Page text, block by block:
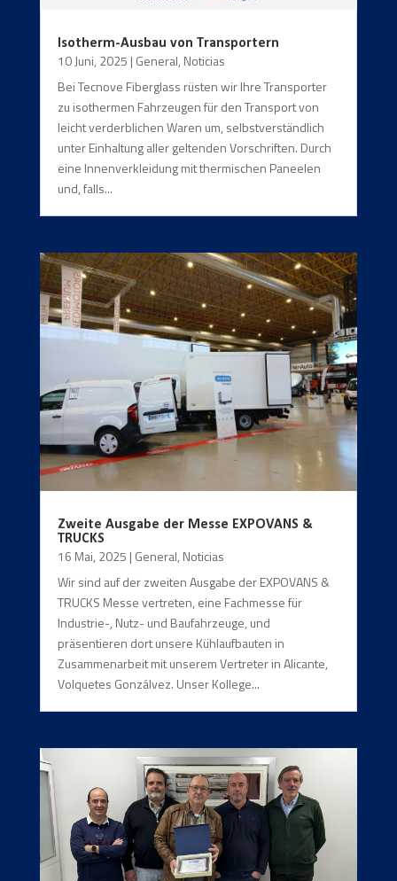
Isotherm-Ausbau von Transportern
10 Juni, 2025 | General, Noticias
Bei Tecnove Fiberglass rüsten wir Ihre Transporter
zu isothermen Fahrzeugen für den Transport von
leicht verderblichen Waren um, selbstverständlich
unter Einhaltung aller geltenden Vorschriften. Durch
eine Innenverkleidung mit thermischen Paneelen
und, falls...
Zweite Ausgabe der Messe EXPOVANS &
TRUCKS
16 Mai, 2025 | General, Noticias
Wir sind auf der zweiten Ausgabe der EXPOVANS &
TRUCKS Messe vertreten, eine Fachmesse für
Industrie-, Nutz- und Baufahrzeuge, und
präsentieren dort unsere Kühlaufbauten in
Zusammenarbeit mit unserem Vertreter in Alicante,
Volquetes Gonzálvez. Unser Kollege...